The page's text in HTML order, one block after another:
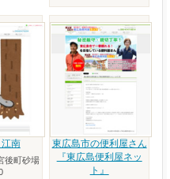
南
後町砂場
東広島市の便利屋さん
『東広島便利屋ネッ
ト』